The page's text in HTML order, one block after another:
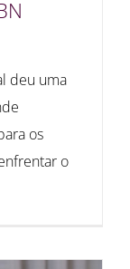
deu uma
os
o